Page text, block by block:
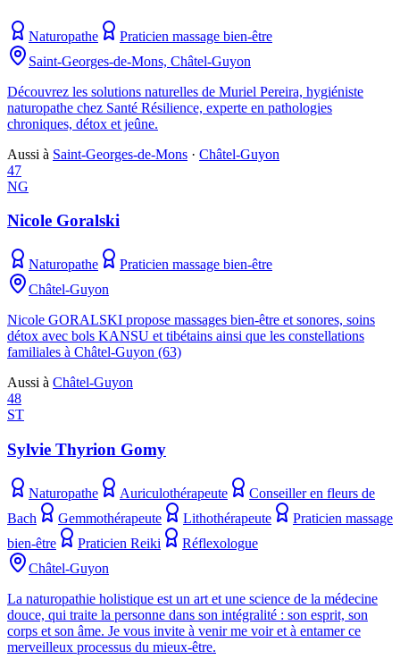
Naturopathe
Praticien massage bien-être
Saint-Georges-de-Mons, Châtel-Guyon
Découvrez les solutions naturelles de Muriel Pereira, hygiéniste
naturopathe chez Santé Résilience, experte en pathologies
chroniques, détox et jeûne.
Aussi à Saint-Georges-de-Mons · Châtel-Guyon
47
NG
Nicole Goralski
Naturopathe
Praticien massage bien-être
Châtel-Guyon
Nicole GORALSKI propose massages bien-être et sonores, soins
détox avec bols KANSU et tibétains ainsi que les constellations
familiales à Châtel-Guyon (63)
Aussi à Châtel-Guyon
48
ST
Sylvie Thyrion Gomy
Naturopathe Auriculothérapeute
Conseiller en fleurs de
Bach
Gemmothérapeute Lithothérapeute
Praticien massage
bien-être
Praticien Reiki
Réflexologue
Châtel-Guyon
La naturopathie holistique est un art et une science de la médecine
douce, qui traite la personne dans son intégralité : son esprit, son
corps et son âme. Je vous invite à venir me voir et à entamer ce
merveilleux processus du mieux-être.